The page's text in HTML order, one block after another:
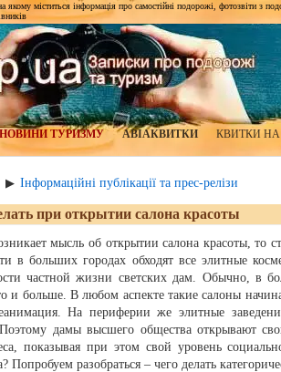
міститься інформація про самостійні подорожі, фотозвіти з
НОВИНИ ТУРИЗМУ АВІАКВИТКИ КВИТКИ
▶ Інформаційні публікації та прес-релізи
при открытии салона красоты
мысль об открытии салона красоты, то
в больших городах обходят все элитные
частной жизни светских дам. Обычно, в
и больше. В любом аспекте такие салоны
На периферии же элитные
Поэтому дамы высшего общества открывают
показывая при этом свой уровень
Попробуем разобраться – чего делать